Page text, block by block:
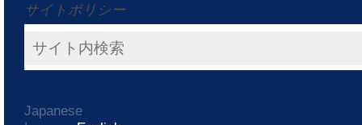
サイトポリシー
Japanese